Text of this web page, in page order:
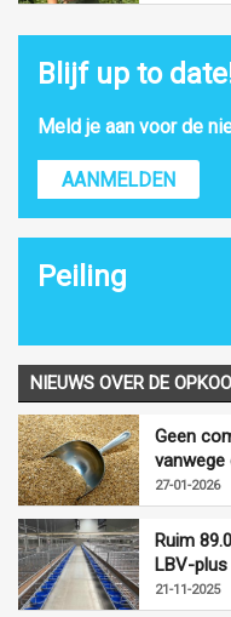
Blijf up to
Meld je aan voor de
AANMELDEN
Peiling
NIEUWS OVER DE
Geen
vanwege
27-01-2026
Ruim
LBV-plus
21-11-2025